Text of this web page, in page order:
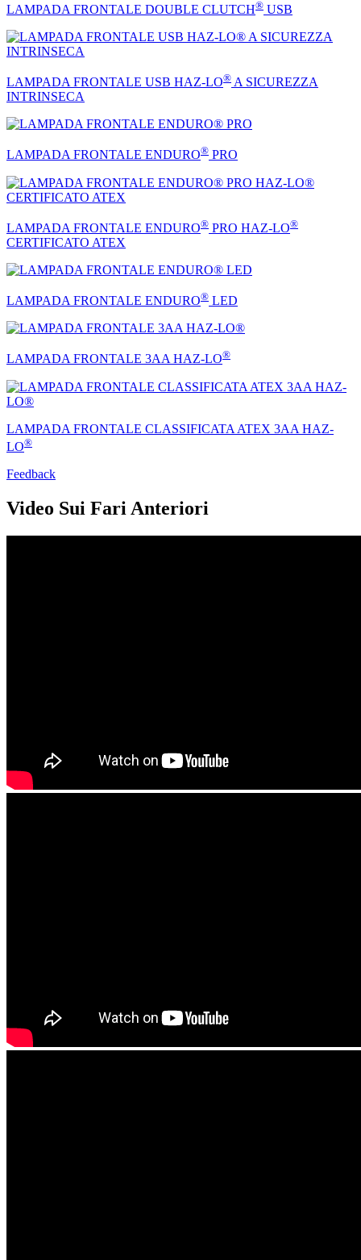
LAMPADA FRONTALE DOUBLE CLUTCH® USB
LAMPADA FRONTALE USB HAZ-LO® A SICUREZZA
INTRINSECA
LAMPADA FRONTALE ENDURO® PRO
LAMPADA FRONTALE ENDURO® PRO HAZ-LO®
CERTIFICATO ATEX
LAMPADA FRONTALE ENDURO® LED
LAMPADA FRONTALE 3AA HAZ-LO®
LAMPADA FRONTALE CLASSIFICATA ATEX 3AA HAZ-
LO®
Feedback
Video Sui Fari Anteriori